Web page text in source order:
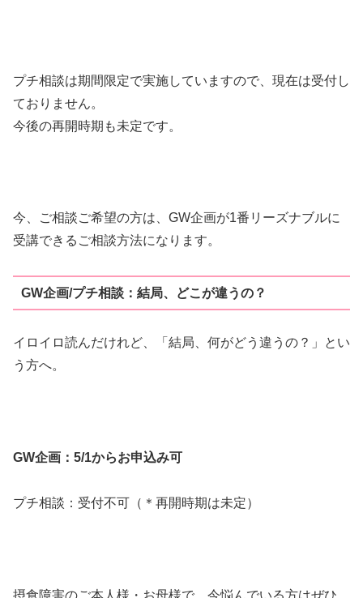
プチ相談は期間限定で実施していますので、現在は受付し
ておりません。
今後の再開時期も未定です。
今、ご相談ご希望の方は、GW企画が1番リーズナブルに
受講できるご相談方法になります。
GW企画/プチ相談：結局、どこが違うの？
イロイロ読んだけれど、「結局、何がどう違うの？」とい
う方へ。
GW企画：5/1からお申込み可
プチ相談：受付不可（＊再開時期は未定）
摂食障害のご本人様・お母様で、今悩んでいる方はぜひ